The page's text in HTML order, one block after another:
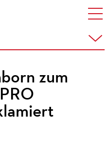
zum